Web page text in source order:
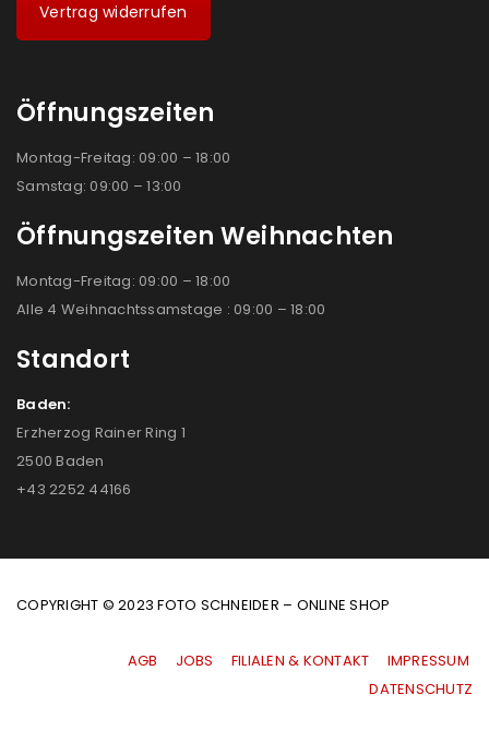
Vertrag widerrufen
Öffnungszeiten
Montag-Freitag: 09:00 – 18:00
Samstag: 09:00 – 13:00
Öffnungszeiten Weihnachten
Montag-Freitag: 09:00 – 18:00
Alle 4 Weihnachtssamstage : 09:00 – 18:00
Standort
Baden:
Erzherzog Rainer Ring 1
2500 Baden
+43 2252 44166
COPYRIGHT © 2023 FOTO SCHNEIDER – ONLINE SHOP
AGB JOBS FILIALEN & KONTAKT
IMPRESSUM
|DATENSCHUTZ